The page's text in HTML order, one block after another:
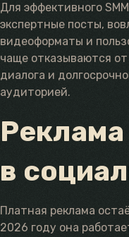
Для эффективного
экспертные посты,
видеоформаты и
чаще отказываются
диалога и
аудиторией.
в
Платная реклама
2026 году она